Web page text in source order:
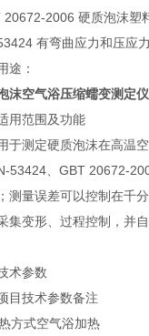
20672-2006 硬质泡沫塑
有弯曲应力和压应
途：
沫空气浴压缩蠕变测定仪
用范围及功能
于测定硬质泡沫在高温
53424、GBT 20672-
测量误差可以控制在千
集变形、过程控制，并
术参数
目技术参数备注
方式空气浴加热